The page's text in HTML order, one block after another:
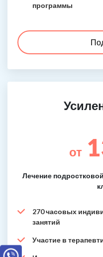
программы
от
Лечение
270 часовых
занятий
Участие в